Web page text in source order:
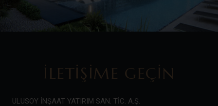
İLETIŞIME GEÇIN
ULUSOY İNŞAAT YATIRIM SAN. TİC. A.Ş.